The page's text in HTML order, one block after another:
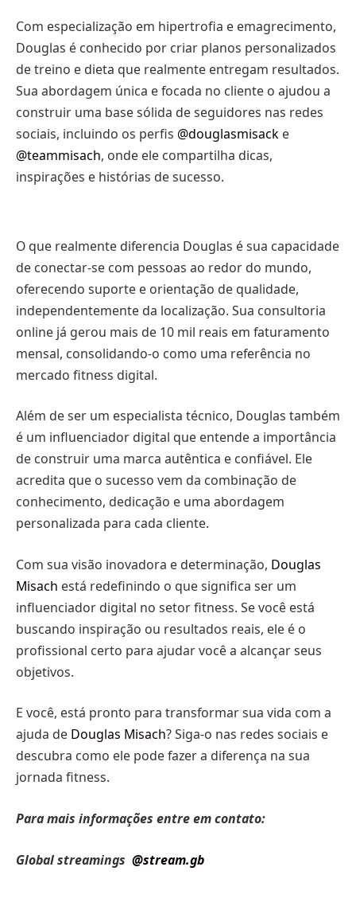
Com especialização em hipertrofia e emagrecimento,
Douglas é conhecido por criar planos personalizados
de treino e dieta que realmente entregam resultados.
Sua abordagem única e focada no cliente o ajudou a
construir uma base sólida de seguidores nas redes
sociais, incluindo os perfis @douglasmisack e
@teammisach, onde ele compartilha dicas,
inspirações e histórias de sucesso.
O que realmente diferencia Douglas é sua capacidade
de conectar-se com pessoas ao redor do mundo,
oferecendo suporte e orientação de qualidade,
independentemente da localização. Sua consultoria
online já gerou mais de 10 mil reais em faturamento
mensal, consolidando-o como uma referência no
mercado fitness digital.
Além de ser um especialista técnico, Douglas também
é um influenciador digital que entende a importância
de construir uma marca autêntica e confiável. Ele
acredita que o sucesso vem da combinação de
conhecimento, dedicação e uma abordagem
personalizada para cada cliente.
Com sua visão inovadora e determinação, Douglas
Misach está redefinindo o que significa ser um
influenciador digital no setor fitness. Se você está
buscando inspiração ou resultados reais, ele é o
profissional certo para ajudar você a alcançar seus
objetivos.
E você, está pronto para transformar sua vida com a
ajuda de Douglas Misach? Siga-o nas redes sociais e
descubra como ele pode fazer a diferença na sua
jornada fitness.
Para mais informações entre em contato:
Global streamings @stream.gb